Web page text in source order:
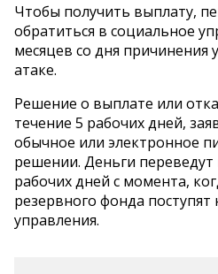
Чтобы получить выплату,
обратиться в социальное
месяцев со дня
атаке.
Решение о выплате или
течение 5 рабочих дней,
обычное или электронное
решении. Деньги переведут
рабочих дней с момента,
резервного фонда поступят
управления.